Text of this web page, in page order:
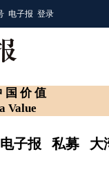
电子报 登录
国价值
Value
电子报 私募 大